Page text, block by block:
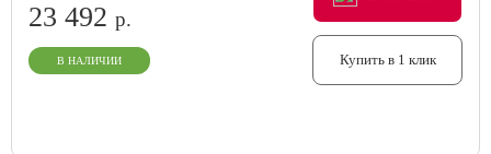
23 492 р.
В НАЛИЧИИ Купить в 1 клик